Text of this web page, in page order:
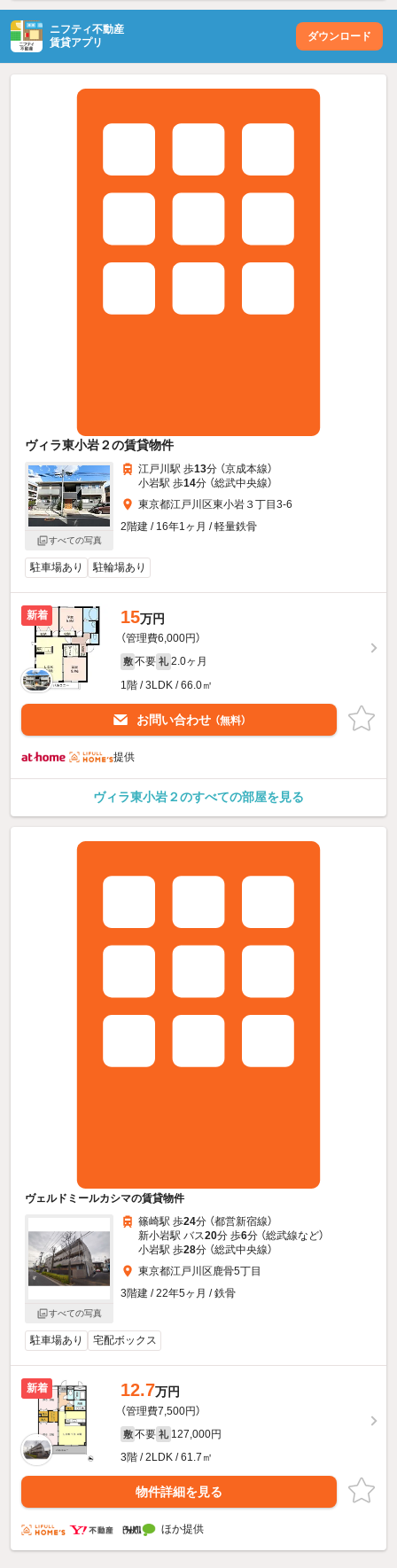
ニフティ不動産
賃貸アプリ
ダウンロード
ヴィラ東小岩２の賃貸物件
すべての写真
江戸川駅 歩13分 （京成本線）
小岩駅 歩14分 （総武中央線）
東京都江戸川区東小岩３丁目3-6
2階建 / 16年1ヶ月 / 軽量鉄骨
駐車場あり 駐輪場あり
新着 15万円
（管理費6,000円）
敷 不要 礼 2.0ヶ月
1階 / 3LDK / 66.0㎡
お問い合わせ （無料）
提供
ヴィラ東小岩２のすべての部屋を見る
ヴェルドミールカシマの賃貸物件
すべての写真
篠崎駅 歩24分 （都営新宿線）
新小岩駅 バス20分 歩6分 （総武線など）
小岩駅 歩28分 （総武中央線）
東京都江戸川区鹿骨5丁目
3階建 / 22年5ヶ月 / 鉄骨
駐車場あり 宅配ボックス
新着 12.7万円
（管理費7,500円）
敷 不要 礼 127,000円
3階 / 2LDK / 61.7㎡
物件詳細を見る
ほか提供